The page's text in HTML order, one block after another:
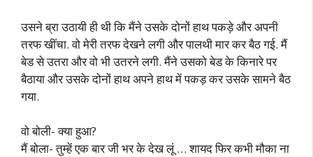
उसने ब्रा उठायी ही थी कि मैंने उसके दोनों हाथ पकड़े और अपनी
तरफ खींचा. वो मेरी तरफ देखने लगी और पालथी मार कर बैठ गई. मैं
बेड से उतरा और वो भी उतरने लगी. मैंने उसको बेड के किनारे पर
बैठाया और उसके दोनों हाथ अपने हाथ में पकड़ कर उसके सामने बैठ
गया.
वो बोली- क्या हुआ?
मैं बोला- तुम्हें एक बार जी भर के देख लूं … शायद फिर कभी मौका ना